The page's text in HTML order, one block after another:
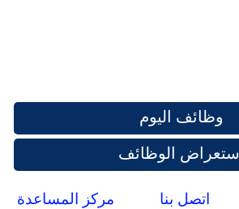
وظائف اليوم
استعراض الوظائف
اتصل بنا مركز المساعدة